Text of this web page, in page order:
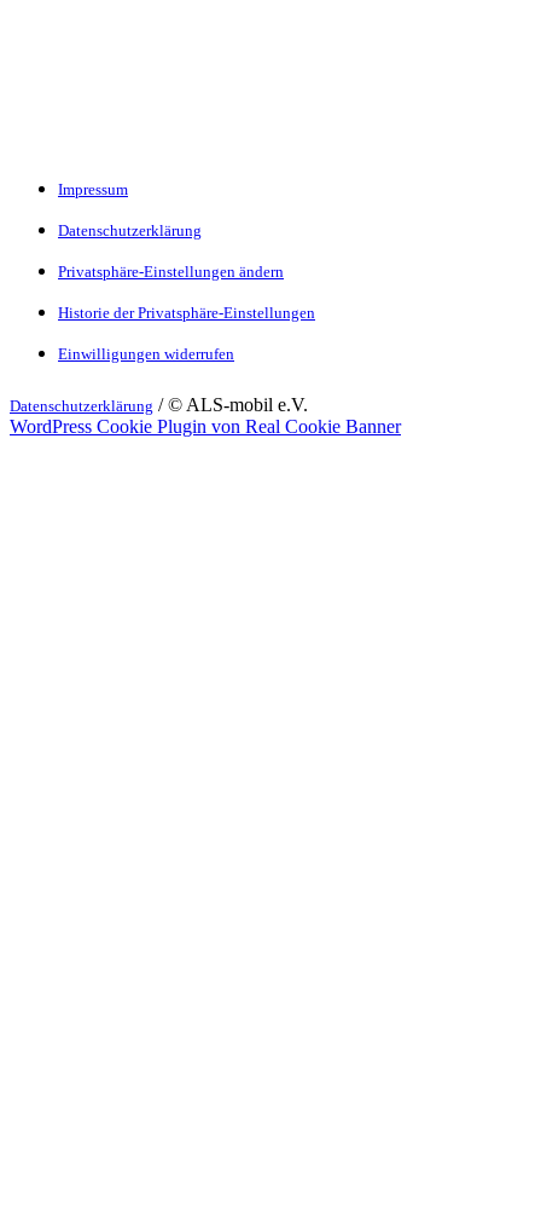
Impressum
Datenschutzerklärung
Privatsphäre-Einstellungen ändern
Historie der Privatsphäre-Einstellungen
Einwilligungen widerrufen
Datenschutzerklärung / © ALS-mobil e.V.
WordPress Cookie Plugin von Real Cookie Banner